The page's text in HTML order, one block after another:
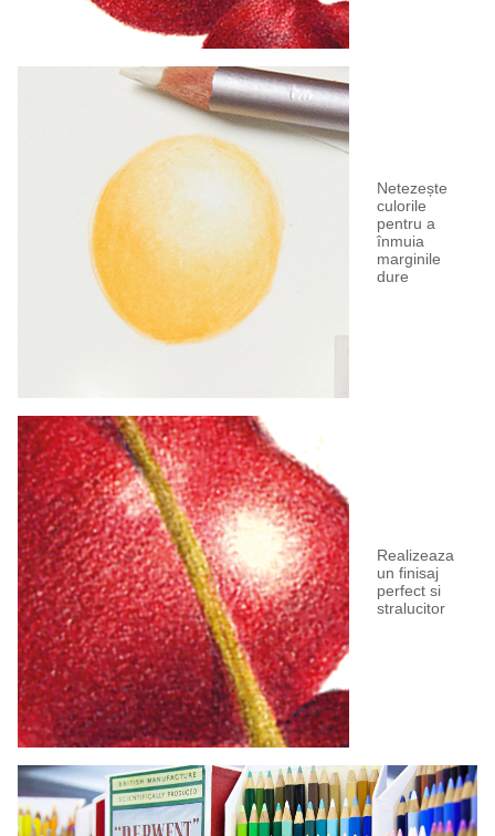
Netezește
culorile
pentru a
înmuia
marginile
dure
Realizeaza
un finisaj
perfect si
stralucitor